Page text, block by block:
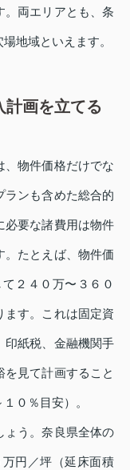
。両エリアとも、条
地域といえます。
計画を立てる
、物件価格だけでな
ランも含めた総合的
必要な諸費用は物件
。たとえば、物件価
２４０万〜３６０
ます。これは固定資
印紙税、金融機関手
見て計画すること
０％目安）。
ょう。奈良県全体の
円／坪（延床面積